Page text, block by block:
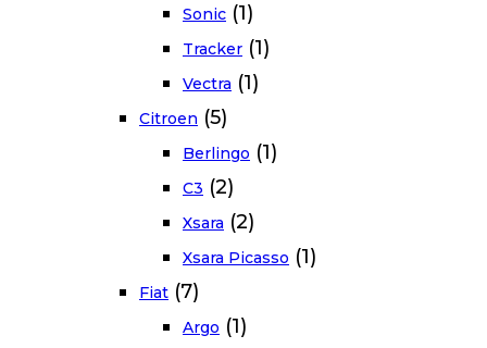
Sonic (1)
Tracker (1)
Vectra (1)
Citroen (5)
Berlingo (1)
C3 (2)
Xsara (2)
Xsara Picasso (1)
Fiat (7)
Argo (1)